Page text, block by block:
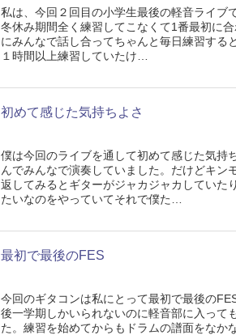
私は、今回２回目の小学生最後の軽音ライブ
冬休み期間全く練習してこなくて1番最初に
にみんなで話し合ってちゃんと毎日練習する
１時間以上練習していたけ…
初めて感じた気持ちよさ
僕は今回のライブを通して初めて感じた気持
んでみんなで演奏していました。だけどキン
返してみるとギターがジャカジャカしていた
たいなのをやっていてそれで僕た…
最初で最後のFES
今回のギタコンは私にとって最初で最後の
後一学期しかいられないのに軽音部に入って
た。練習を始めてからもドラムの譜面をなか